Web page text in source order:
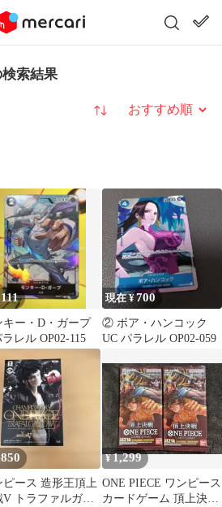
検索結果
並び替え
キー・D・ガープ
レル OP02-115
現在 ¥700
② ボア・ハンコック
UC パラレル OP02-059
ピース 造形王頂上
V トラファルガ
¥1,299
ONE PIECE ワンピース
カードゲーム 頂上決戦